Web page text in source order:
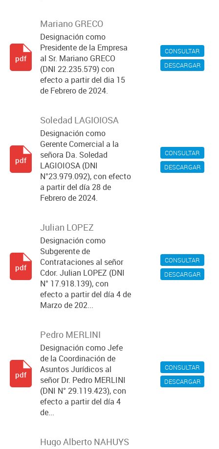
CONSULTAR
DESCARGAR
Mariano GRECO
Designación como
Presidente de la Empresa
al Sr. Mariano GRECO
(DNI 22.235.579) con
efecto a partir del dia 15
de Febrero de 2024.
pdf
CONSULTAR
DESCARGAR
Soledad LAGIOIOSA
Designación como
Gerente Comercial a la
señora Da. Soledad
LAGIOIOSA (DNI
N°23.979.092), con efecto
a partir del día 28 de
Febrero de 2024.
pdf
CONSULTAR
DESCARGAR
Julian LOPEZ
Designación como
Subgerente de
Contrataciones al señor
Cdor. Julian LOPEZ (DNI
N° 17.918.139), con
efecto a partir del día 4 de
Marzo de 202...
pdf
CONSULTAR
DESCARGAR
Pedro MERLINI
Designación como Jefe
de la Coordinación de
Asuntos Jurídicos al
señor Dr. Pedro MERLINI
(DNI N° 29.119.423), con
efecto a partir del día 4
de...
pdf
Hugo Alberto NAHUYS